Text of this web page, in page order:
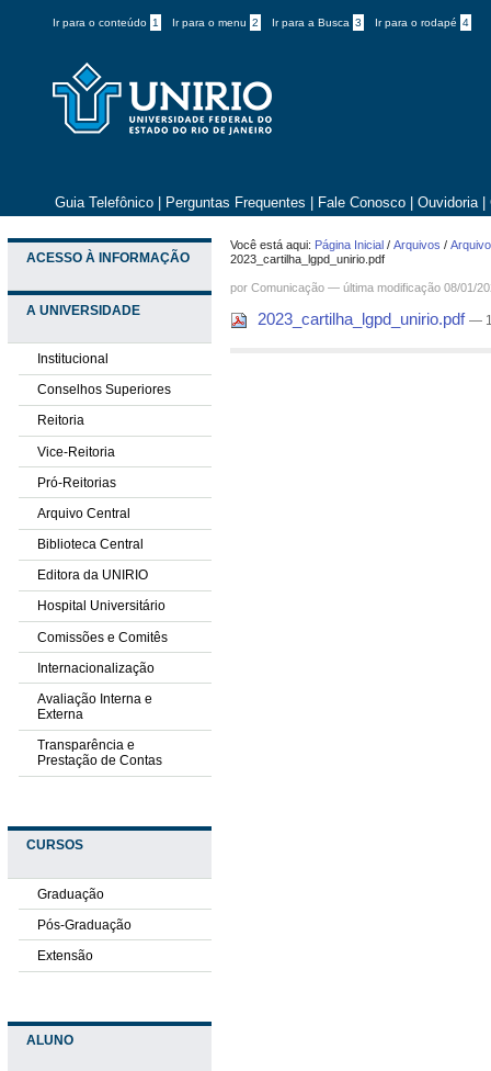
Ir para o conteúdo 1 Ir para o menu 2 Ir para a Busca 3 Ir para o rodapé 4
Guia Telefônico Perguntas Frequentes Fale Conosco Ouvidoria
ACESSO À INFORMAÇÃO
A UNIVERSIDADE
Institucional
Conselhos Superiores
Reitoria
Vice-Reitoria
Pró-Reitorias
Arquivo Central
Biblioteca Central
Editora da UNIRIO
Hospital Universitário
Comissões e Comitês
Internacionalização
Avaliação Interna e
Externa
Transparência e
Prestação de Contas
CURSOS
Graduação
Pós-Graduação
Extensão
ALUNO
Você está aqui: Página Inicial /Arquivos /
2023_cartilha_lgpd_unirio.pdf
porComunicação —última modificação 08/01/
2023_cartilha_lgpd_unirio.pdf—